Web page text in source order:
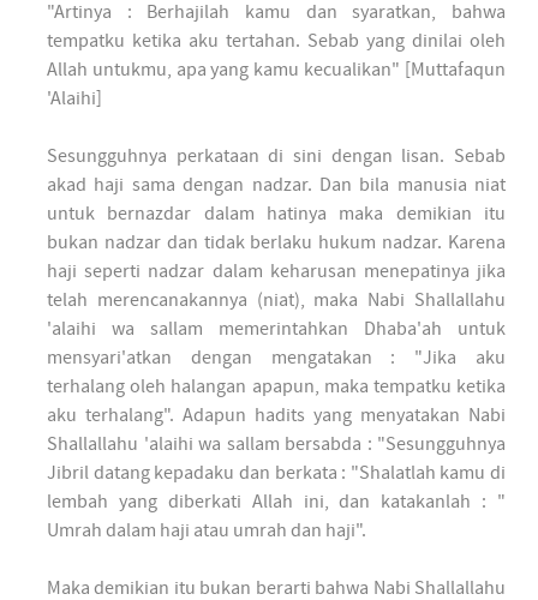
"Artinya : Berhajilah kamu dan syaratkan, bahwa
tempatku ketika aku tertahan. Sebab yang dinilai oleh
Allah untukmu, apa yang kamu kecualikan" [Muttafaqun
'Alaihi]
Sesungguhnya perkataan di sini dengan lisan. Sebab
akad haji sama dengan nadzar. Dan bila manusia niat
untuk bernazdar dalam hatinya maka demikian itu
bukan nadzar dan tidak berlaku hukum nadzar. Karena
haji seperti nadzar dalam keharusan menepatinya jika
telah merencanakannya (niat), maka Nabi Shallallahu
'alaihi wa sallam memerintahkan Dhaba'ah untuk
mensyari'atkan dengan mengatakan : "Jika aku
terhalang oleh halangan apapun, maka tempatku ketika
aku terhalang". Adapun hadits yang menyatakan Nabi
Shallallahu 'alaihi wa sallam bersabda : "Sesungguhnya
Jibril datang kepadaku dan berkata : "Shalatlah kamu di
lembah yang diberkati Allah ini, dan katakanlah : "
Umrah dalam haji atau umrah dan haji".
Maka demikian itu bukan berarti bahwa Nabi Shallallahu